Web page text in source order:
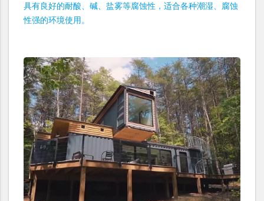
具有良好的耐酸、碱、盐雾等腐蚀性，适合各种潮湿、腐蚀
性强的环境使用。